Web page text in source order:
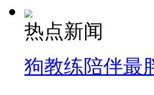
热点新闻
狗教练陪伴最